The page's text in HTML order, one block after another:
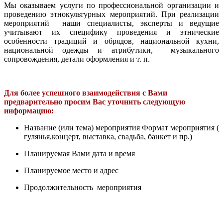
Мы оказываем услуги по профессиональной организации и
проведению этнокультурных мероприятий. При реализации
мероприятий наши специалисты, эксперты и ведущие
учитывают их специфику проведения и этнические
особенности традиций и обрядов, национальной кухни,
национальной одежды и атрибутики, музыкального
сопровождения, детали оформления и т. п.
Для более успешного взаимодействия с Вами
предварительно просим Вас уточнить следующую
информацию:
Название (или тема) мероприятия Формат мероприятия (
гулянья,концерт, выставка, свадьба, банкет и пр.)
Планируемая Вами дата и время
Планируемое место и адрес
Продолжительность мероприятия